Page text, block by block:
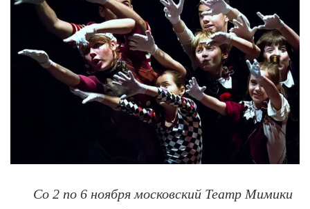
Со 2 по6 ноябрямосковский Театр Мимики